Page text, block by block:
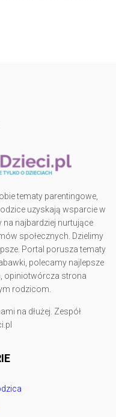
tematy parentingowe,
uzyskają wsparcie w
najbardziej nurtujące
społecznych. Dzielimy
Portal porusza tematy
polecamy najlepsze
opiniotwórcza strona
rodzicom.
na dłużej. Zespół